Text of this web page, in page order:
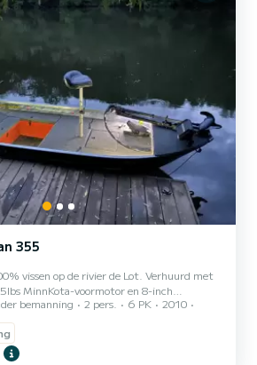
355
vissen op de rivier de Lot. Verhuurd met
MinnKota-voormotor en 8-inch
Alle opties: getuft dek, opbergvakken,
bemanning 2 pers. 6 PK
2010